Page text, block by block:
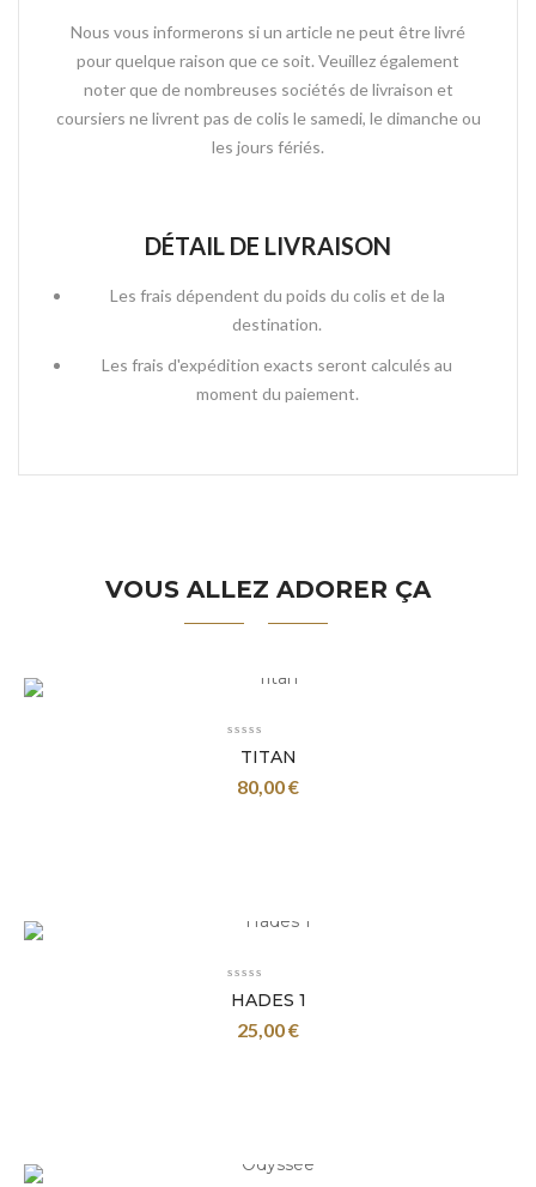
Nous vous informerons si un article ne peut être livré
pour quelque raison que ce soit. Veuillez également
noter que de nombreuses sociétés de livraison et
coursiers ne livrent pas de colis le samedi, le dimanche ou
les jours fériés.
DÉTAIL DE LIVRAISON
Les frais dépendent du poids du colis et de la
destination.
Les frais d'expédition exacts seront calculés au
moment du paiement.
VOUS ALLEZ ADORER ÇA
TITAN
80,00€
HADES 1
25,00€